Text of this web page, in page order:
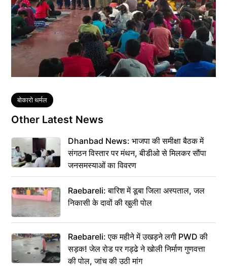
Tags
बोकारो थर्मल
Other Latest News
Dhanbad News: भाजपा की समीक्षा बैठक में
संगठन विस्तार पर मंथन, बीडीओ से मिलकर सौंपा
जनसमस्याओं का विवरण
Raebareli: बारिश में डूबा जिला अस्पताल, जल
निकासी के दावों की खुली पोल
Raebareli: एक महीने में उखड़ने लगी PWD की
सड़क! जेल रोड पर गड्ढे ने खोली निर्माण गुणवत्ता
की पोल, जांच की उठी मांग